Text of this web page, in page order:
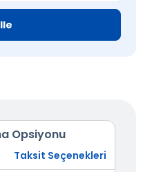
Opsiyonu
Taksit Seçenekleri